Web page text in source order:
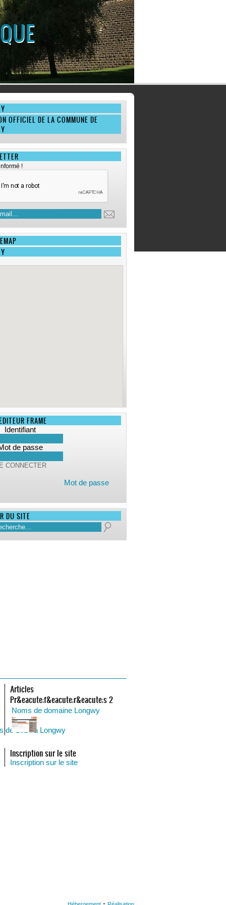
OFFICIEL DE LA COMMUNE DE
!
FRAME
Mot de passe
DU SITE
de 2014 à Longwy
Articles
Pr&eacute;f&eacute;r&eacute;s 2
Noms de domaine Longwy
Inscription sur le site
Inscription sur le site